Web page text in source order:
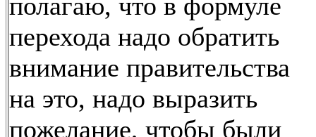
перехода надо обратить
внимание правительства
на это, надо выразить
пожелание, чтобы были